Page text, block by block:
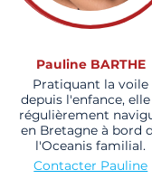
Pauline BARTHE
Pratiquant la voile
depuis l'enfance, elle
régulièrement
en Bretagne à bord
l'Oceanis familial.
Contacter Pauline